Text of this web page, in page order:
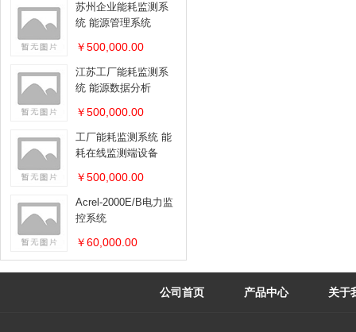
苏州企业能耗监测系
统 能源管理系统
￥500,000.00
江苏工厂能耗监测系
统 能源数据分析
￥500,000.00
工厂能耗监测系统 能
耗在线监测端设备
￥500,000.00
Acrel-2000E/B电力监
控系统
￥60,000.00
公司首页 产品中心 关于